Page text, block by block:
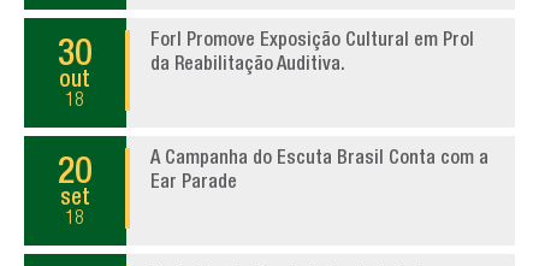
30
out
18
Forl Promove Exposição Cultural em Prol
da Reabilitação Auditiva.
20
set
18
A Campanha do Escuta Brasil Conta com a
Ear Parade